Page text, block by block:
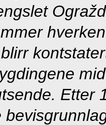
Etter